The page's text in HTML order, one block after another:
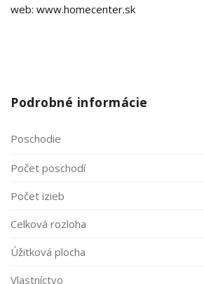
web: www.homecenter.sk
Podrobné informácie
Poschodie
Počet poschodí
Počet izieb
Celková rozloha
Úžitková plocha
Vlastníctvo